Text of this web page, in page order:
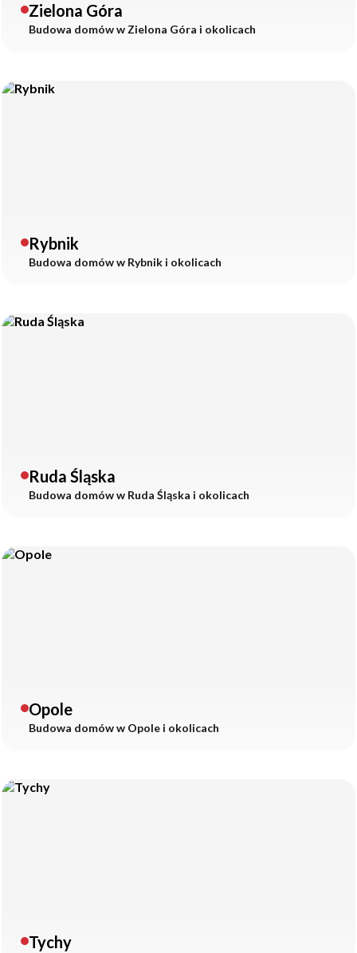
Zielona Góra
Budowa domów w Zielona Góra i okolicach
Rybnik
Budowa domów w Rybnik i okolicach
Ruda Śląska
Budowa domów w Ruda Śląska i okolicach
Opole
Budowa domów w Opole i okolicach
Tychy